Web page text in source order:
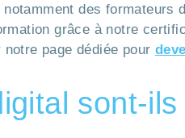
des
grâce à notre
page dédiée pour
sont-